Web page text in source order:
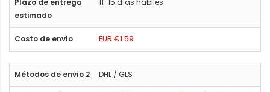
11-15 días hábiles
EUR €1.59
DHL / GLS